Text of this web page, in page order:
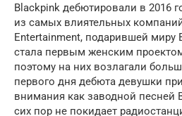
Blackpink дебютировали в 2016
из самых влиятельных
Entertainment, подарившей миру
стала первым женским
поэтому на них возлагали
первого дня дебюта девушки
внимания как заводной песней
сих пор не покидает